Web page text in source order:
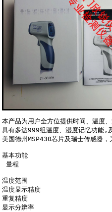
本产品为用户全方位提供时间、温度
具有多达999组温度、湿度记忆功能,
美国德州MSP430芯片及瑞士传感器，
基本功能
量程
温度范围
温度显示精度
重复精度
显示分辨率